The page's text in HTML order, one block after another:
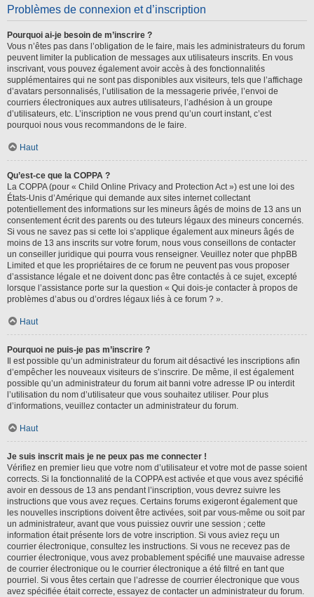
Problèmes de connexion et d’inscription
Pourquoi ai-je besoin de m’inscrire ?
Vous n’êtes pas dans l’obligation de le faire, mais les administrateurs du forum
peuvent limiter la publication de messages aux utilisateurs inscrits. En vous
inscrivant, vous pouvez également avoir accès à des fonctionnalités
supplémentaires qui ne sont pas disponibles aux visiteurs, tels que l’affichage
d’avatars personnalisés, l’utilisation de la messagerie privée, l’envoi de
courriers électroniques aux autres utilisateurs, l’adhésion à un groupe
d’utilisateurs, etc. L’inscription ne vous prend qu’un court instant, c’est
pourquoi nous vous recommandons de le faire.
Haut
Qu’est-ce que la COPPA ?
La COPPA (pour « Child Online Privacy and Protection Act ») est une loi des
États-Unis d’Amérique qui demande aux sites internet collectant
potentiellement des informations sur les mineurs âgés de moins de 13 ans un
consentement écrit des parents ou des tuteurs légaux des mineurs concernés.
Si vous ne savez pas si cette loi s’applique également aux mineurs âgés de
moins de 13 ans inscrits sur votre forum, nous vous conseillons de contacter
un conseiller juridique qui pourra vous renseigner. Veuillez noter que phpBB
Limited et que les propriétaires de ce forum ne peuvent pas vous proposer
d’assistance légale et ne doivent donc pas être contactés à ce sujet, excepté
lorsque l’assistance porte sur la question « Qui dois-je contacter à propos de
problèmes d’abus ou d’ordres légaux liés à ce forum ? ».
Haut
Pourquoi ne puis-je pas m’inscrire ?
Il est possible qu’un administrateur du forum ait désactivé les inscriptions afin
d’empêcher les nouveaux visiteurs de s’inscrire. De même, il est également
possible qu’un administrateur du forum ait banni votre adresse IP ou interdit
l’utilisation du nom d’utilisateur que vous souhaitez utiliser. Pour plus
d’informations, veuillez contacter un administrateur du forum.
Haut
Je suis inscrit mais je ne peux pas me connecter !
Vérifiez en premier lieu que votre nom d’utilisateur et votre mot de passe soient
corrects. Si la fonctionnalité de la COPPA est activée et que vous avez spécifié
avoir en dessous de 13 ans pendant l’inscription, vous devrez suivre les
instructions que vous avez reçues. Certains forums exigeront également que
les nouvelles inscriptions doivent être activées, soit par vous-même ou soit par
un administrateur, avant que vous puissiez ouvrir une session ; cette
information était présente lors de votre inscription. Si vous aviez reçu un
courrier électronique, consultez les instructions. Si vous ne recevez pas de
courrier électronique, vous avez probablement spécifié une mauvaise adresse
de courrier électronique ou le courrier électronique a été filtré en tant que
pourriel. Si vous êtes certain que l’adresse de courrier électronique que vous
avez spécifiée était correcte, essayez de contacter un administrateur du forum.